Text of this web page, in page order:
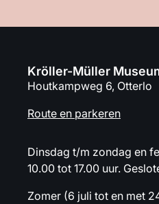
Kröller-Müller
Houtkampweg 6, Otterlo
Route en parkeren
Dinsdag t/m zondag en
10.00 tot 17.00 uur.
Zomer (6 juli tot en met